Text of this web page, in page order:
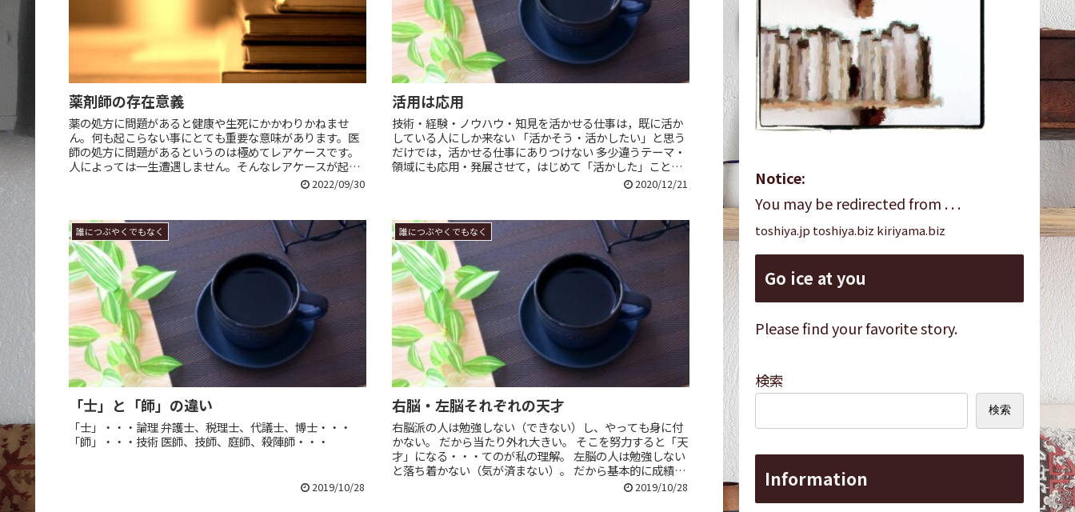
薬剤師の存在意義
薬の処方に問題があると健康や生死にかかわりかねませ
ん。何も起こらない事にとても重要な意味があります。医
師の処方に問題があるというのは極めてレアケースです。
人によっては一生遭遇しません。そんなレアケースが起き
2022/09/30
活用は応用
技術・経験・ノウハウ・知見を活かせる仕事は，既に活か
している人にしか来ない 「活かそう・活かしたい」と思う
だけでは，活かせる仕事にありつけない 多少違うテーマ・
領域にも応用・発展させて，はじめて「活かした」ことに
2020/12/21
誰につぶやくでもなく
「士」と「師」の違い
「士」・・・論理 弁護士、税理士、代議士、博士・・・
「師」・・・技術 医師、技師、庭師、殺陣師・・・
2019/10/28
誰につぶやくでもなく
右脳・左脳それぞれの天才
右脳派の人は勉強しない（できない）し、やっても身に付
かない。 だから当たり外れ大きい。 そこを努力すると「天
才」になる・・・てのが私の理解。 左脳の人は勉強しない
と落ち着かない（気が済まない）。 だから基本的に成績優
2019/10/28
Notice:
You may be redirected from . . .
toshiya.jp toshiya.biz kiriyama.biz
Go ice at you
Please find your favorite story.
検索
検索
Information